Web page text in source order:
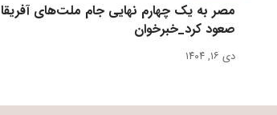
مصر به یک چهارم نهایی جام ملت‌های آفریقا
صعود کرد_خبرخوان
دی ۱۶, ۱۴۰۴